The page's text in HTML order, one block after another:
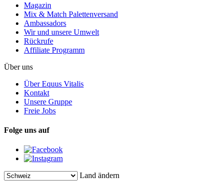
Magazin
Mix & Match Palettenversand
Ambassadors
Wir und unsere Umwelt
Rückrufe
Affiliate Programm
Über uns
Über Equus Vitalis
Kontakt
Unsere Gruppe
Freie Jobs
Folge uns auf
Land ändern